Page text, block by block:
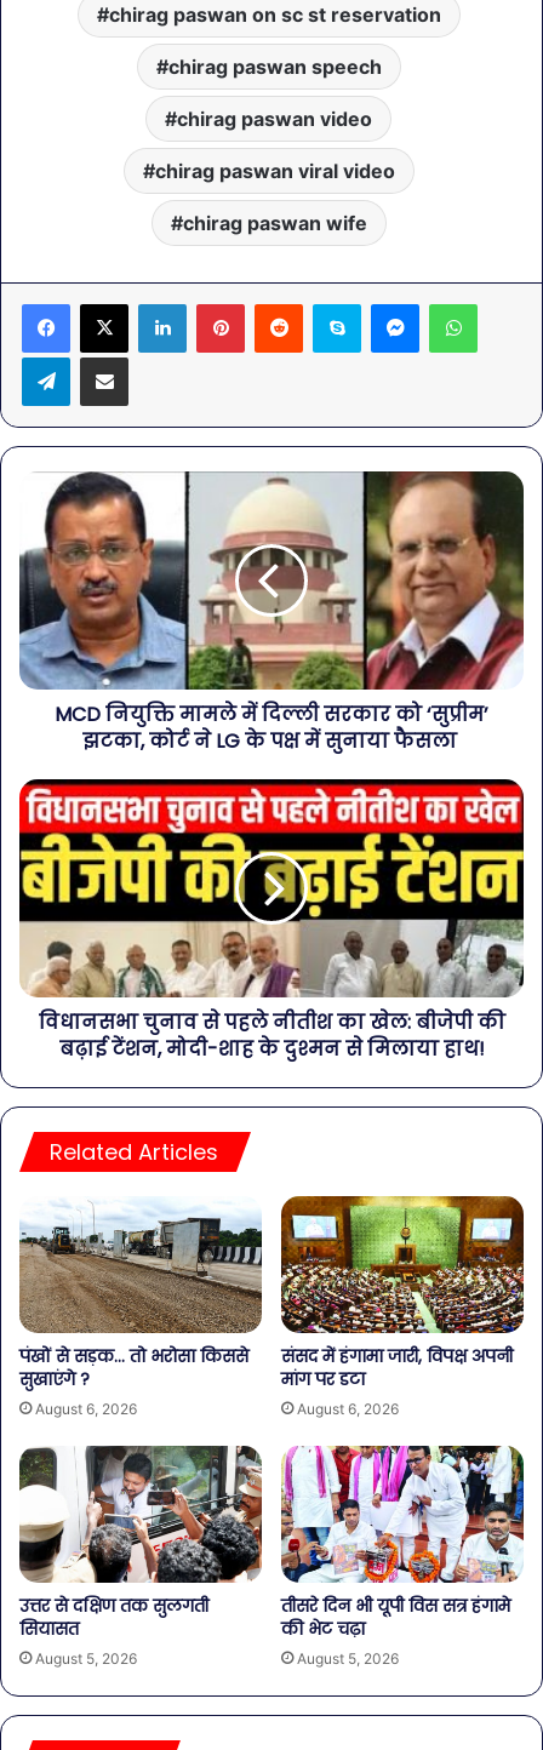
chirag paswan on sc st reservation
chirag paswan speech
chirag paswan video
chirag paswan viral video
chirag paswan wife
LinkedInPinterestReddit Skype Messenger
TelegramShare via Email
MCD नियुक्ति मामले में दिल्ली सरकार को ‘सुप्रीम’
झटका, कोर्ट ने LG के पक्ष में सुनाया फैसला
विधानसभा चुनाव से पहले नीतीश का खेल: बीजेपी की
बढ़ाई टेंशन, मोदी-शाह के दुश्मन से मिलाया हाथ!
Related Articles
पंखों से सड़क… तो भरोसा किससे
सुखाएंगे ?
August 6, 2026
संसद में हंगामा जारी, विपक्ष अपनी
मांग पर डटा
August 6, 2026
उत्तर से दक्षिण तक सुलगती
सियासत
August 5, 2026
तीसरे दिन भी यूपी विस सत्र हंगामे
की भेट चढ़ा
August 5, 2026